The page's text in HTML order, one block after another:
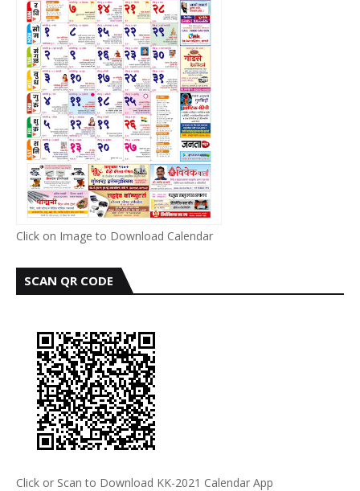
Click on Image to Download Calendar
SCAN QR CODE
Click or Scan to Download KK-2021 Calendar App